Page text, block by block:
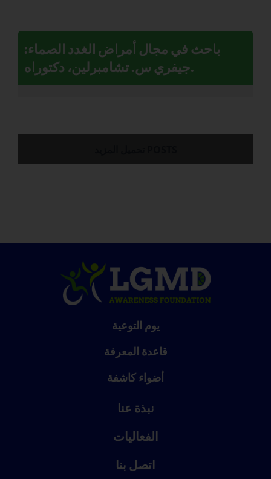
باحث في مجال أمراض الغدد الصماء:
جيفري س. تشامبرلين، دكتوراه.
يوم التوعية
قاعدة المعرفة
أضواء كاشفة
نبذة عنا
الفعاليات
اتصل بنا